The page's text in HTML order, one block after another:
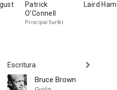
Patrick
O'Connell
Principal Surfer
Laird
Escritura
Bruce Brown